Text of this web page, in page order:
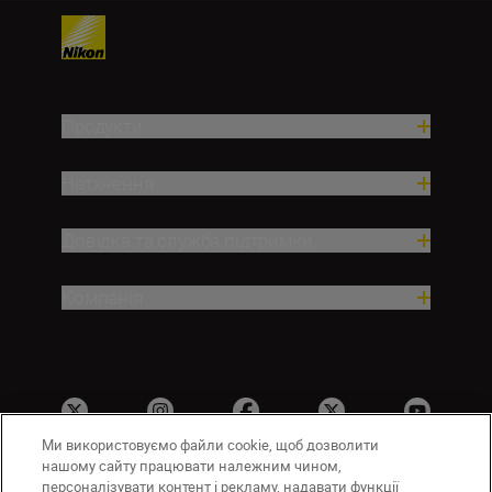
Ми використовуємо файли cookie, щоб дозволити
нашому сайту працювати належним чином,
персоналізувати контент і рекламу, надавати функції